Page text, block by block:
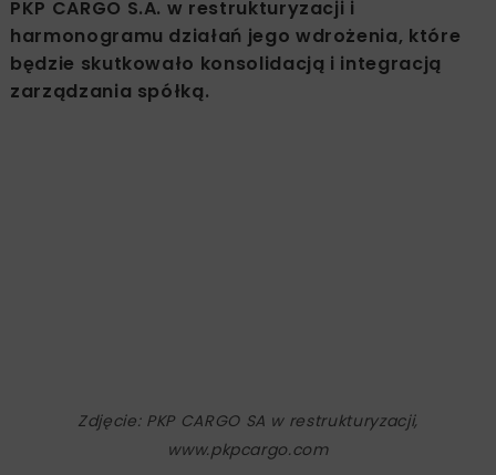
PKP CARGO S.A. w restrukturyzacji i
harmonogramu działań jego wdrożenia, które
będzie skutkowało konsolidacją i integracją
zarządzania spółką.
Zdjęcie: PKP CARGO SA w restrukturyzacji,
www.pkpcargo.com